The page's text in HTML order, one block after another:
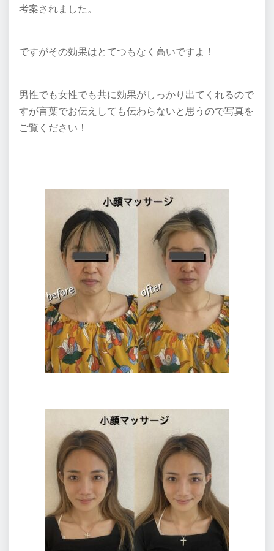
考案されました。
ですがその効果はとてつもなく高いですよ！
男性でも女性でも共に効果がしっかり出てくれるので
すが言葉でお伝えしても伝わらないと思うので写真を
ご覧ください！